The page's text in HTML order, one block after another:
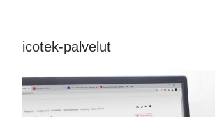
icotek-palvelut